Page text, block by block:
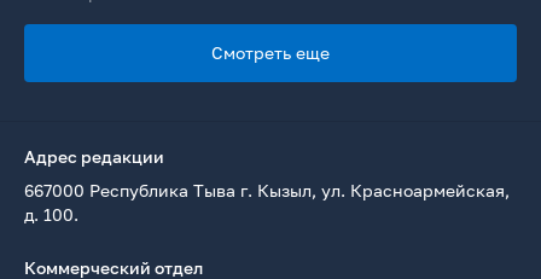
Смотреть еще
Адрес редакции
667000 Республика Тыва г. Кызыл, ул. Красноармейская,
д. 100.
Коммерческий отдел